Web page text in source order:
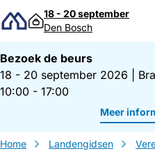
Direct naar inhoud
18 - 20 september
Den Bosch
Bezoek de beurs
18 - 20 september 2026
10:00 - 17:00
Meer
Home Landengidsen